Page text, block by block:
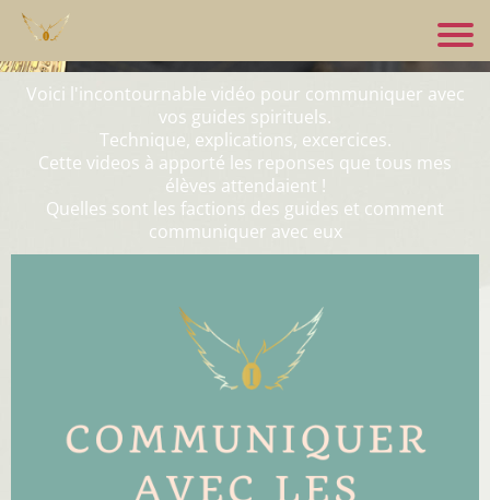
Voici l'incontournable vidéo pour communiquer avec
vos guides spirituels.
Technique, explications, excercices.
Cette videos à apporté les reponses que tous mes
élèves attendaient !
Quelles sont les factions des guides et comment
communiquer avec eux